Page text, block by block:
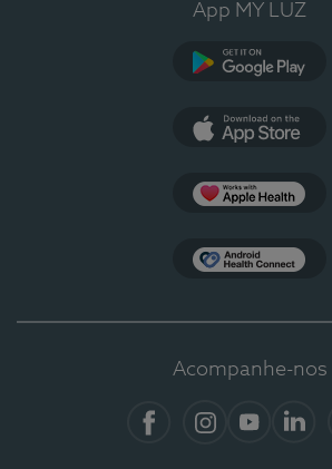
App MY LUZ
Acompanhe-nos